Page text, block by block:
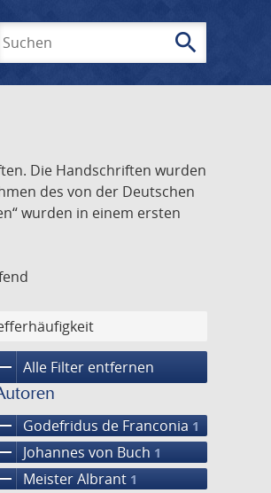
search
Die Handschriften wurden
des von der Deutschen
wurden in einem ersten
remove Alle Filter entfernen
remove Godefridus de Franconia 1
remove Johannes von Buch 1
remove Meister Albrant 1